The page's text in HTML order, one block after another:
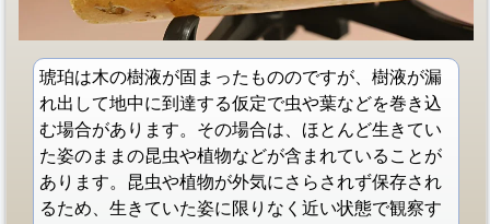
琥珀は木の樹液が固まったもののですが、樹液が漏
れ出して地中に到達する仮定で虫や葉などを巻き込
む場合があります。その場合は、ほとんど生きてい
た姿のままの昆虫や植物などが含まれていることが
あります。昆虫や植物が外気にさらされず保存され
るため、生きていた姿に限りなく近い状態で観察す